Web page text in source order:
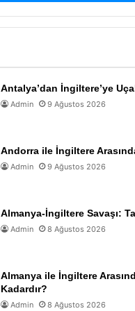
Antalya’dan İngiltere’ye
Admin 9 Ağustos 2026
Andorra ile İngiltere
Admin 9 Ağustos 2026
Almanya-İngiltere Savaşı:
Admin 8 Ağustos 2026
Almanya ile İngiltere
Kadardır?
Admin 8 Ağustos 2026